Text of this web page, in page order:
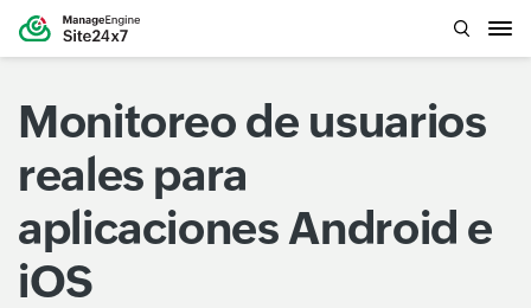
Monitoreo de usuarios
reales para
aplicaciones Android e
iOS